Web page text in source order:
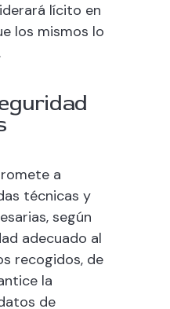
lícito en
los mismos lo
a
técnicas y
según
adecuado al
recogidos, de
la
de